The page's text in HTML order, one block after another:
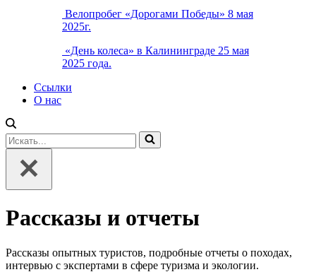
Велопробег «Дорогами Победы» 8 мая
2025г.
«День колеса» в Калининграде 25 мая
2025 года.
Ссылки
О нас
Искать...
Рассказы и отчеты
Рассказы опытных туристов, подробные отчеты о походах,
интервью с экспертами в сфере туризма и экологии.